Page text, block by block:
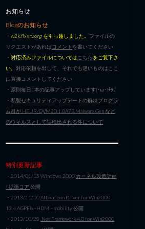
お知らせ
Blogのお知らせ
・ w2k.flxsrv.org を引っ越しました。 ファイルの
リクエストがあればコメント を書いてください
・ 対応済みファイルについては こちらをご覧下さ
い。 対応依頼を出して、それでも遅いものはここ
に直接コメントしてください
・原則毎日1本の記事アップしています|･ω･)ﾁﾗﾘ
・ 私製セキュリティアップデートの解凍プログラ
ム群が HEUR/QVM20.1.0A7B.Malware.Gen など
のウィルスとして誤検出される件について
特別更新記事
・2014/01/15 Windows 2000 カーネル改造計画
/ 拡張コア 公開
・2013/11/10ATI Radeon Driver for Win2000
13.4 AGPFix+HDMI+mobility 公開
・2013/10/28 .Net Framework 4.0 for Win2000